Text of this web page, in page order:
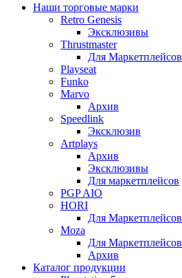
Наши торговые марки
Retro Genesis
Эксклюзивы
Thrustmaster
Для Маркетплейсов
Playseat
Funko
Marvo
Архив
Speedlink
Эксклюзив
Artplays
Архив
Эксклюзивы
Для маркетплейсов
PGP AIO
HORI
Для Маркетплейсов
Moza
Для Маркетплейсов
Архив
Каталог продукции